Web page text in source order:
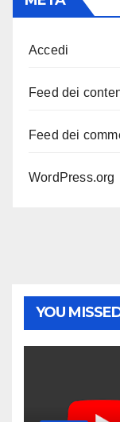
Accedi
Feed dei
Feed dei
WordPress.org
YOU